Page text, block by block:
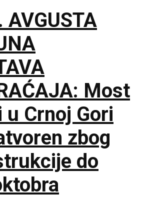
AVGUSTA
Most
u Crnoj Gori
zbog
do